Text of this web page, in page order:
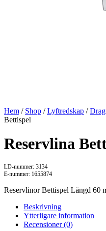
Hem / Shop /Lyftredskap /
Bettispel
Reservlina
LD-nummer: 3134
E-nummer: 1655874
Reservlinor Bettispel Längd 60
Beskrivning
Ytterligare information
Recensioner (0)